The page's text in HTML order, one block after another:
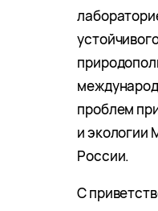
проблем
и
России.
С